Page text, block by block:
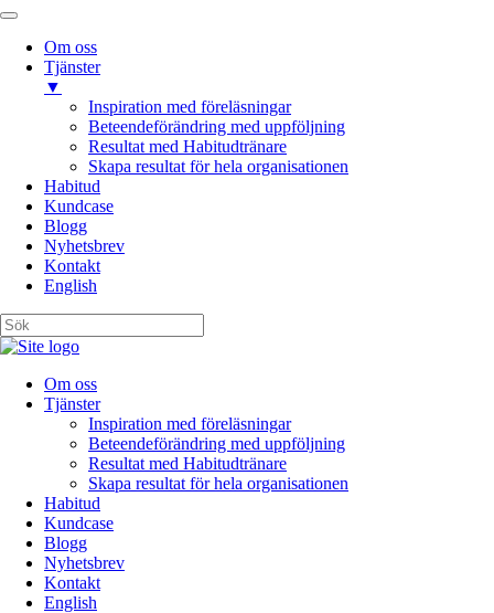
Om oss
Tjänster
▼
Inspiration med föreläsningar
Beteendeförändring med uppföljning
Resultat med Habitudtränare
Skapa resultat för hela organisationen
Habitud
Kundcase
Blogg
Nyhetsbrev
Kontakt
English
Om oss
Tjänster
Inspiration med föreläsningar
Beteendeförändring med uppföljning
Resultat med Habitudtränare
Skapa resultat för hela organisationen
Habitud
Kundcase
Blogg
Nyhetsbrev
Kontakt
English